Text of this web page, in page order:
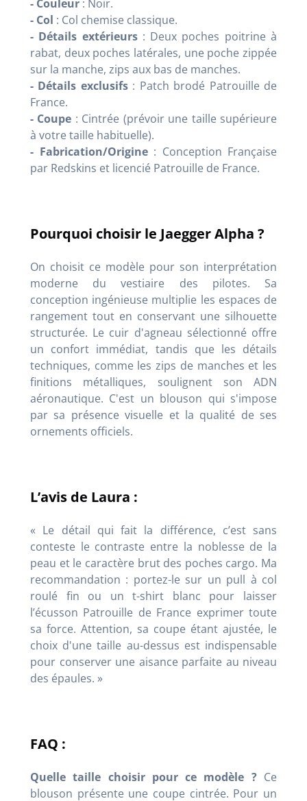
- Couleur : Noir.
- Col : Col chemise classique.
- Détails extérieurs: Deux poches poitrine à
rabat, deux poches latérales, une poche zippée
sur la manche, zips aux bas de manches.
- Détails exclusifs: Patch brodé Patrouille de
France.
- Coupe : Cintrée (prévoir une taille supérieure
à votre taille habituelle).
- Fabrication/Origine: Conception Française
par Redskins et licencié Patrouille de France.
Pourquoi choisir le Jaegger Alpha ?
On choisit ce modèle pour son interprétation
moderne du vestiaire des pilotes. Sa
conception ingénieuse multiplie les espaces de
rangement tout en conservant une silhouette
structurée. Le cuir d'agneau sélectionné offre
un confort immédiat, tandis que les détails
techniques, comme les zips de manches et les
finitions métalliques, soulignent son ADN
aéronautique. C'est un blouson qui s'impose
par sa présence visuelle et la qualité de ses
ornements officiels.
L’avis de Laura :
« Le détail qui fait la différence, c’est sans
conteste le contraste entre la noblesse de la
peau et le caractère brut des poches cargo. Ma
recommandation : portez-le sur un pull à col
roulé fin ou un t-shirt blanc pour laisser
l’écusson Patrouille de France exprimer toute
sa force. Attention, sa coupe étant ajustée, le
choix d'une taille au-dessus est indispensable
pour conserver une aisance parfaite au niveau
des épaules. »
FAQ :
Quelle taille choisir pour ce modèle ?Ce
blouson présente une coupe cintrée. Pour un